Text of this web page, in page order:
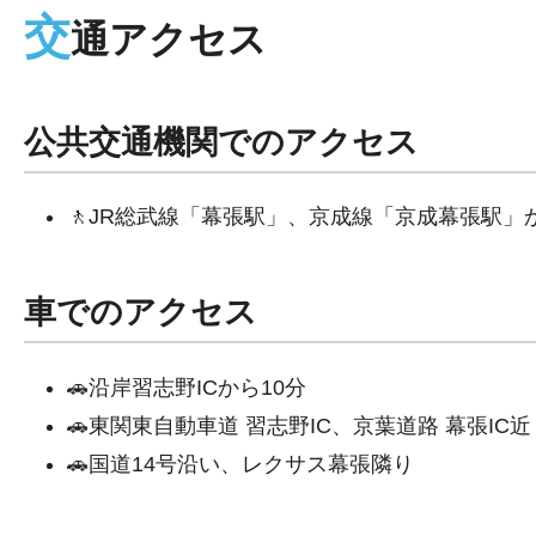
交通アクセス
公共交通機関でのアクセス
🚶JR総武線「幕張駅」、京成線「京成幕張駅」
車でのアクセス
🚗沿岸習志野ICから10分
🚗東関東自動車道 習志野IC、京葉道路 幕張IC近
🚗国道14号沿い、レクサス幕張隣り